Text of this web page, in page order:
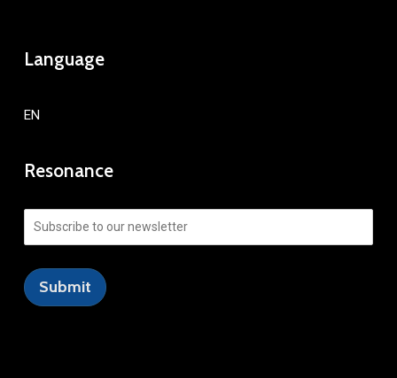
Language
EN
Resonance